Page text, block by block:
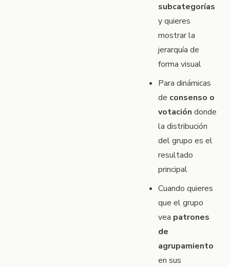
subcategorías
y quieres
mostrar la
jerarquía de
forma visual
Para dinámicas
de consenso o
votación donde
la distribución
del grupo es el
resultado
principal
Cuando quieres
que el grupo
vea patrones
de
agrupamiento
en sus